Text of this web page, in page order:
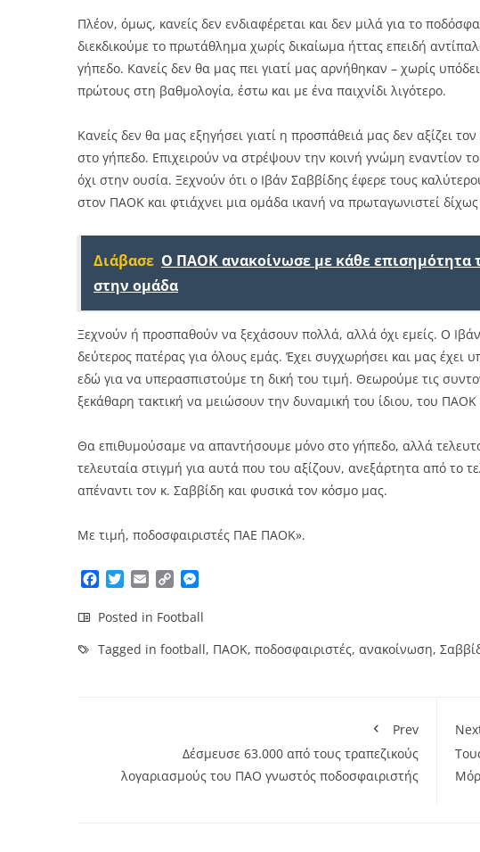
Πλέον, όμως, κανείς δεν ενδιαφέρεται και δεν μιλά για το
διεκδικούμε το πρωτάθλημα χωρίς δικαίωμα ήττας επειδή
γήπεδο. Κανείς δεν θα μας πει γιατί μας αρνήθηκαν – χωρίς
πρώτους στη βαθμολογία, έστω και με ένα παιχνίδι λιγότερο.
Kανείς δεν θα μας εξηγήσει γιατί η προσπάθειά μας δεν αξίζει
στο γήπεδο. Επιχειρούν να στρέψουν την κοινή γνώμη εναντίον
όχι στην ουσία. Ξεχνούν ότι ο Ιβάν Σαββίδης έφερε τους
στον ΠΑΟΚ και φτιάχνει μια ομάδα ικανή να πρωταγωνιστεί δίχως
Διάβασε Ο ΠΑΟΚ ανακοίνωσε με κάθε επισημότητα
στην ομάδα
Ξεχνούν ή προσπαθούν να ξεχάσουν πολλά, αλλά όχι εμείς. Ο
δεύτερος πατέρας για όλους εμάς. Έχει συγχωρήσει και μας έχει
εδώ για να υπερασπιστούμε τη δική του τιμή. Θεωρούμε τις
ξεκάθαρη τακτική να μειώσουν την δυναμική του ίδιου, του ΠΑΟΚ
Θα επιθυμούσαμε να απαντήσουμε μόνο στο γήπεδο, αλλά
τελευταία στιγμή για αυτά που του αξίζουν, ανεξάρτητα από το
απέναντι τον κ. Σαββίδη και φυσικά τον κόσμο μας.
Με τιμή, ποδοσφαιριστές ΠΑΕ ΠΑΟΚ».
Facebook
TwitterEmailCopy
Posted in Football
Tagged in football, ΠΑΟΚ, ποδοσφαιριστές, ανακοίνωση,
Prev
Δέσμευσε 63.000 από τους τραπεζικούς
λογαριασμούς του ΠΑΟ γνωστός ποδοσφαιριστής